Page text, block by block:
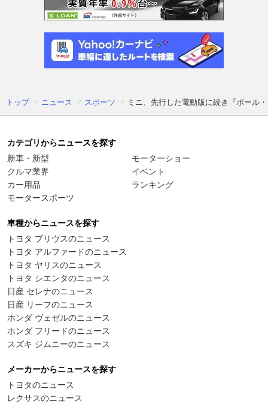
トップ ニュース スポーツ ミニ、先行した電動版に続き『ポール
カテゴリからニュースを探す
新車・新型
クルマ業界
カー用品
モータースポーツ
モーターショー
イベント
ランキング
車種からニュースを探す
トヨタ プリウスのニュース
トヨタ アルファードのニュース
トヨタ ヤリスのニュース
トヨタ シエンタのニュース
日産 セレナのニュース
日産 リーフのニュース
ホンダ ヴェゼルのニュース
ホンダ フリードのニュース
スズキ ジムニーのニュース
メーカーからニュースを探す
トヨタのニュース
レクサスのニュース